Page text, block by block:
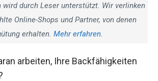
wird durch Leser unterstützt. Wir verlinken
Online-Shops und Partner, von denen
erhalten. Mehr erfahren.
arbeiten, Ihre Backfähigkeiten